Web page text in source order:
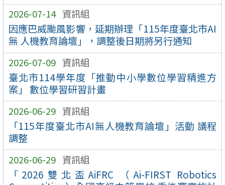
2026-07-14 資訊組
因應巴威颱風影響，延期辦理「115年度臺北市AI
無 人機教育論壇」，調整後日期將另行通知
2026-07-09 資訊組
臺北市114學年度「推動中小學數位學習精進方
案」 數位學習研習計畫
2026-06-29 資訊組
「115年度臺北市AI無人機教育論壇」活動 議程
調整
2026-06-29 資訊組
「2026雙北盃AiFRC （Ai-FIRST Robotics